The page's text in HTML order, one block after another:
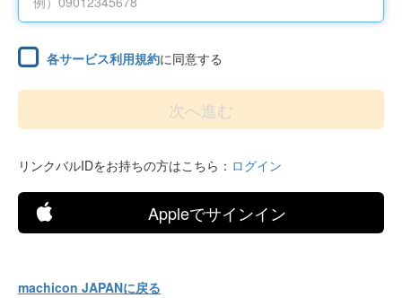
各サービス利用規約に同意する
リンクバルIDをお持ちの方はこちら： ログイン
Appleでサインイン
machicon JAPANに戻る